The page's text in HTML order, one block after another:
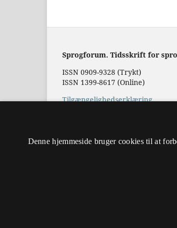
Sprogforum. Tidsskrift for
ISSN 0909-9328 (Trykt)
ISSN 1399-8617 (Online)
Tilgængelighedserklæring
Denne hjemmeside bruger cookies til at